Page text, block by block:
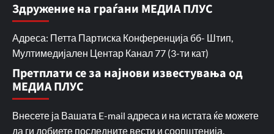
Здружение на граѓани МЕДИА ПЛУС
Адреса: Петта Партиска Конференција бб- Штип,
Мултимедијален Центар Канал 77 (3-ти кат)
Претплати се за најнови известувања од
МЕДИА ПЛУС
Внесете ја Вашата E-mail адреса и на истата ќе можете
да ги добиете последните вести и соопштенија.